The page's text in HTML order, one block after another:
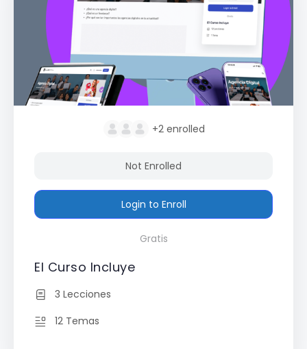
+2 enrolled
Not Enrolled
Login to Enroll
Gratis
El Curso Incluye
3 Lecciones
12 Temas